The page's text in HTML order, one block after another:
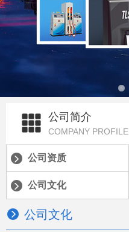
公司简介
COMPANY PROFILE
公司资质
公司文化
公司文化